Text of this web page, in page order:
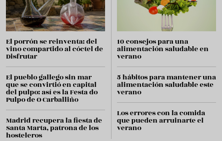
El porrón se reinventa: del
vino compartido al cóctel de
Disfrutar
El pueblo gallego sin mar
que se convirtió en capital
del pulpo: así es la Festa do
Pulpo de O Carballiño
Madrid recupera la fiesta de
Santa Marta, patrona de los
hosteleros
10 consejos para una
alimentación saludable en
verano
5 hábitos para mantener una
alimentación saludable este
verano
Los errores con la comida
que pueden arruinarte el
verano